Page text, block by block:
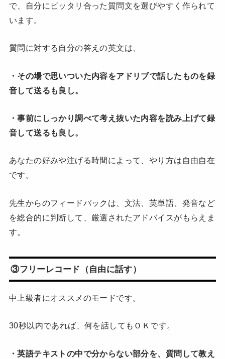
で、自分にピッタリ合った質問文を選びやすく作られて
います。
質問に対する自分の答えの英文は、
・その場で思いついた内容をアドリブで話したものを録
音して送るも良し。
・事前にしっかり調べて考え抜いた内容を読み上げて録
音して送るも良し。
あなたの好みや注げる時間によって、やり方は自由自在
です。
先生からのフィードバックは、文法、英単語、発音など
を総合的に判断して、厳選されたアドバイスがもらえま
す。
③フリーレコード（自由に話す）
中上級者にオススメのモードです。
30秒以内であれば、何を話してもＯＫです。
・英語テキストの中で分からない部分を、質問して教え